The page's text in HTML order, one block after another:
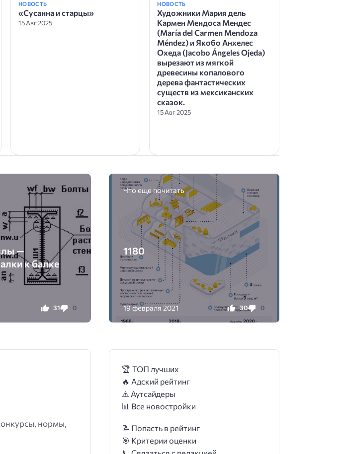
НОВОСТЬ
«Сусанна и старцы»
15 Авг 2025
НОВОСТЬ
Художники Мария дель
Кармен Мендоса Мендес
(María del Carmen Mendoza
Méndez) и Якобо Анхелес
Охеда (Jacobo Ángeles Ojeda)
вырезают из мягкой
древесины копалового
дерева фантастических
существ из мексиканских
сказок.
15 Авг 2025
—
к балке
31 0
Что еще почитать
1180
19 февраля 2021 30 0
нормы,
🏆 ТОП лучших
🔥 Адский рейтинг
⚠️ Аутсайдеры
📊 Все новостройки
📝 Попасть в рейтинг
🎯 Критерии оценки